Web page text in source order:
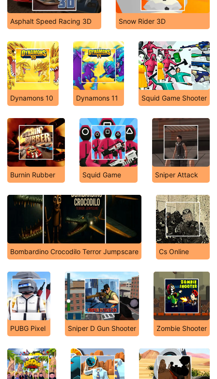
Asphalt Speed Racing 3D Snow Rider 3D
Dynamons 10 Dynamons 11 Squid Game Shooter
Burnin Rubber Squid Game Sniper Attack
Bombardino Crocodilo Terror Jumpscare Cs Online
PUBG Pixel Sniper D Gun Shooter Zombie Shooter